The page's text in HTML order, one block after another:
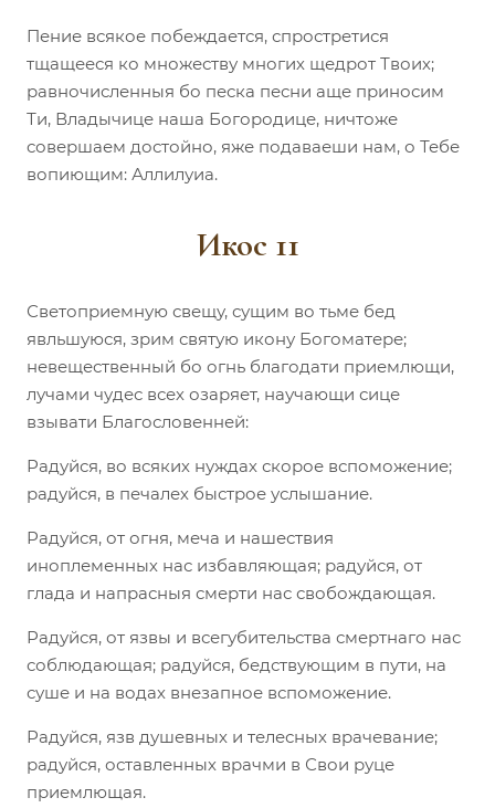
Пение всякое побеждается, спростретися
тщащееся ко множеству многих щедрот Твоих;
равночисленныя бо песка песни аще приносим
Ти, Владычице наша Богородице, ничтоже
совершаем достойно, яже подаваеши нам, о Тебе
вопиющим: Аллилуиа.
Икос 11
Светоприемную свещу, сущим во тьме бед
явльшуюся, зрим святую икону Богоматере;
невещественный бо огнь благодати приемлющи,
лучами чудес всех озаряет, научающи сице
взывати Благословенней:
Радуйся, во всяких нуждах скорое вспоможение;
радуйся, в печалех быстрое услышание.
Радуйся, от огня, меча и нашествия
иноплеменных нас избавляющая; радуйся, от
глада и напрасныя смерти нас свобождающая.
Радуйся, от язвы и всегубительства смертнаго нас
соблюдающая; радуйся, бедствующим в пути, на
суше и на водах внезапное вспоможение.
Радуйся, язв душевных и телесных врачевание;
радуйся, оставленных врачми в Свои руце
приемлющая.